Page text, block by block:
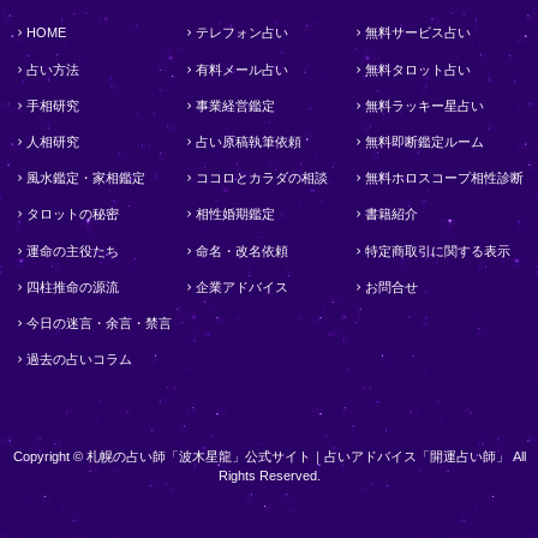
HOME
占い方法
手相研究
人相研究
風水鑑定・家相鑑定
タロットの秘密
運命の主役たち
四柱推命の源流
今日の迷言・余言・禁言
過去の占いコラム
テレフォン占い
有料メール占い
事業経営鑑定
占い原稿執筆依頼
ココロとカラダの相談
相性婚期鑑定
命名・改名依頼
企業アドバイス
無料サービス占い
無料タロット占い
無料ラッキー星占い
無料即断鑑定ルーム
無料ホロスコープ相性診断
書籍紹介
特定商取引に関する表示
お問合せ
Copyright © 札幌の占い師「波木星龍」公式サイト｜占いアドバイス「開運占い師」 All
Rights Reserved.